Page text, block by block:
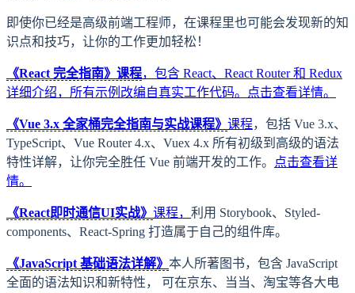
即使你已经是高级前端工程师，在课程里也可能会发现新的知
识点和技巧，让你的工作更加轻松！
《React 完全指南》课程，包含 React、React Router 和 Redux
详细介绍，所有示例改编自真实工作代码。
点击查看详情。
《Vue 3.x 全家桶完全指南与实战课程》 课程，包括 Vue 3.x、
TypeScript、Vue Router 4.x、Vuex 4.x 所有初级到高级的语法
特性详解，让你完全胜任 Vue 前端开发的工作。
点击查看详
情。
《React即时通信UI实战》 课程， 利用 Storybook、Styled-
components、React-Spring 打造属于自己的组件库。
《JavaScript 基础语法详解》 本人所著图书，包含 JavaScript
全面的语法知识和新特性， 可在京东、当当、淘宝等各大电